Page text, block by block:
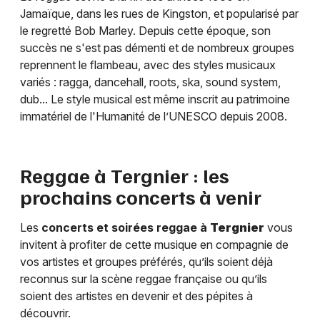
Jamaïque, dans les rues de Kingston, et popularisé par
le regretté Bob Marley. Depuis cette époque, son
succès ne s'est pas démenti et de nombreux groupes
reprennent le flambeau, avec des styles musicaux
variés : ragga, dancehall, roots, ska, sound system,
dub... Le style musical est même inscrit au patrimoine
immatériel de l'Humanité de l’UNESCO depuis 2008.
Reggae à Tergnier : les
prochains concerts à venir
Les concerts et soirées reggae à Tergnier vous
invitent à profiter de cette musique en compagnie de
vos artistes et groupes préférés, qu’ils soient déjà
reconnus sur la scène reggae française ou qu’ils
soient des artistes en devenir et des pépites à
découvrir.